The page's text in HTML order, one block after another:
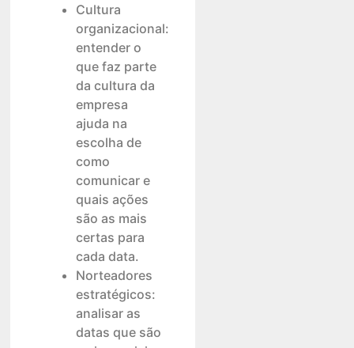
Cultura
organizacional:
entender o
que faz parte
da cultura da
empresa
ajuda na
escolha de
como
comunicar e
quais ações
são as mais
certas para
cada data.
Norteadores
estratégicos:
analisar as
datas que são